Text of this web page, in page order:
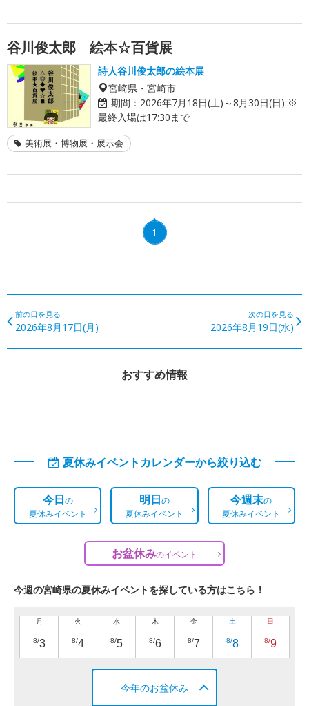
谷川俊太郎 絵本☆百貨展
詩人谷川俊太郎の絵本展
宮崎県・宮崎市
期間： 2026年7月18日(土)～8月30日(日) ※
最終入場は17:30まで
美術展・博物展・展示会
1
前の日を見る
2026年8月17日(月)
次の日を見る
2026年8月19日(水)
おすすめ情報
夏休みイベントカレンダーから絞り込む
今日の
夏休みイベント
明日の
夏休みイベント
今週末の
夏休みイベント
お盆休みのイベント
今週の宮崎県の夏休みイベントを探している方はこちら！
月
8/3
火
8/4
水
8/5
木
8/6
金
8/7
土
8/8
日
8/9
今年のお盆休み